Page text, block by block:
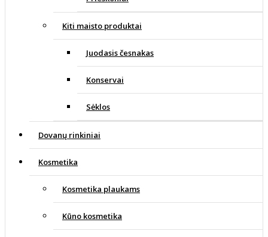
Kiti maisto produktai
Juodasis česnakas
Konservai
Sėklos
Dovanų rinkiniai
Kosmetika
Kosmetika plaukams
Kūno kosmetika